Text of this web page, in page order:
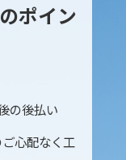
ポイン
の後払い
心配なく工